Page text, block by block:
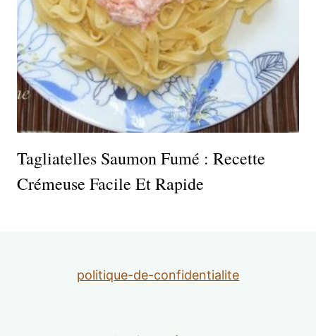
Tagliatelles Saumon Fumé : Recette
Crémeuse Facile Et Rapide
politique-de-confidentialite